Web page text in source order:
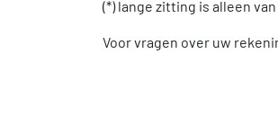
(*) lange zitting is alleen
Voor vragen over uw